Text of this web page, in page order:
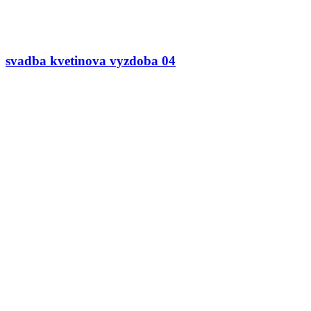
svadba kvetinova vyzdoba 04